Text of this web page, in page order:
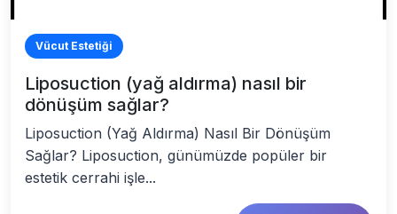
Vücut Estetiği
Liposuction (yağ aldırma) nasıl bir
dönüşüm sağlar?
Liposuction (Yağ Aldırma) Nasıl Bir Dönüşüm
Sağlar? Liposuction, günümüzde popüler bir
estetik cerrahi işle...